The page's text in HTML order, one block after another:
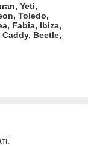
Yeti,
Toledo,
Fabia, Ibiza,
Beetle,